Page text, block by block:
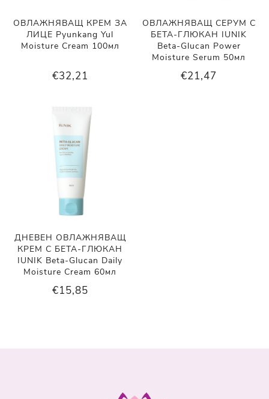
ОВЛАЖНЯВАЩ КРЕМ ЗА
ЛИЦЕ Pyunkang Yul
Moisture Cream 100мл
€32,21
ОВЛАЖНЯВАЩ СЕРУМ С
БЕТА-ГЛЮКАН IUNIK
Beta-Glucan Power
Moisture Serum 50мл
€21,47
ДНЕВЕН ОВЛАЖНЯВАЩ
КРЕМ С БЕТА-ГЛЮКАН
IUNIK Beta-Glucan Daily
Moisture Cream 60мл
€15,85